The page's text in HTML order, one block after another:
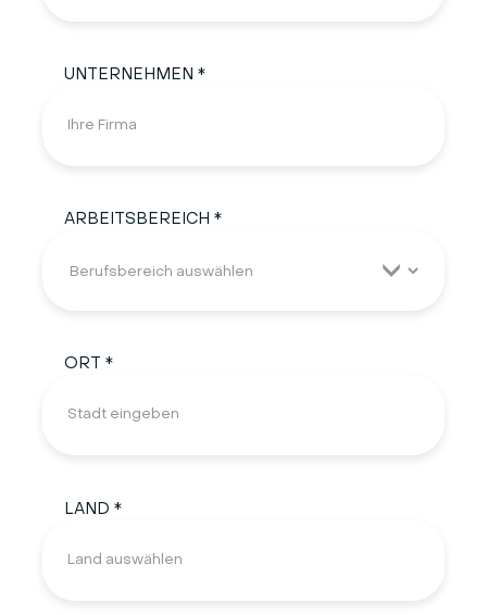
UNTERNEHMEN *
ARBEITSBEREICH *
ORT *
LAND *